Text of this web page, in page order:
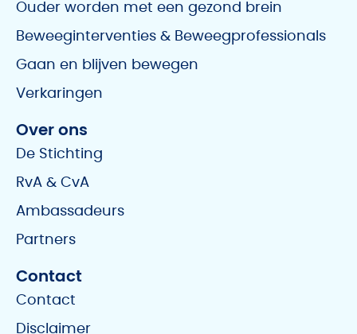
Ouder worden met een gezond brein
Beweeginterventies & Beweegprofessionals
Gaan en blijven bewegen
Verkaringen
Over ons
De Stichting
RvA & CvA
Ambassadeurs
Partners
Contact
Contact
Disclaimer